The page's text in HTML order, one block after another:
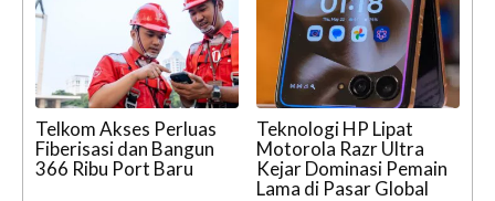
Telkom Akses Perluas
Fiberisasi dan Bangun
366 Ribu Port Baru
Teknologi HP Lipat
Motorola Razr Ultra
Kejar Dominasi Pemain
Lama di Pasar Global